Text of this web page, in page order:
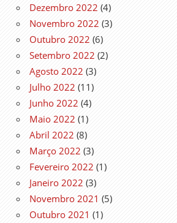
Dezembro 2022 (4)
Novembro 2022 (3)
Outubro 2022 (6)
Setembro 2022 (2)
Agosto 2022 (3)
Julho 2022 (11)
Junho 2022 (4)
Maio 2022 (1)
Abril 2022 (8)
Março 2022 (3)
Fevereiro 2022 (1)
Janeiro 2022 (3)
Novembro 2021 (5)
Outubro 2021 (1)